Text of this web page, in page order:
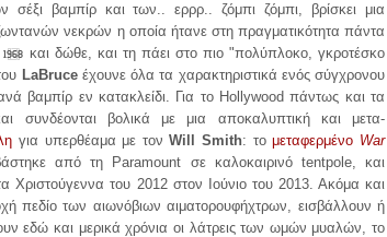
σέξι βαμπίρ και των.. ερρρ.. ζόμπι ζόμπι, βρίσκει μια
νεκρών η οποία ήτανε στη πραγματικότητα πάντα
1968
και δώθε, και τη πάει στο πιο "πολύπλοκο, γκροτέσκo
LaBruceέχουνε όλα τα χαρακτηριστικά ενός σύγχρονου
βαμπίρ εν κατακλείδι. Για το Hollywood πάντως και τα
συνδέονται βολικά με μια αποκαλυπτική και μετα-
για υπερθέαμα με τονWill Smith: τομεταφερμένο War
από τη Paramount σε καλοκαιρινό tentpole, και
του 2012 στον Ιούνιο του 2013. Ακόμα και
πεδίο των αιωνόβιων αιματορουφήχτρων, εισβάλλουν ή
εδώ και μερικά χρόνια οι λάτρεις των ωμών μυαλών, το